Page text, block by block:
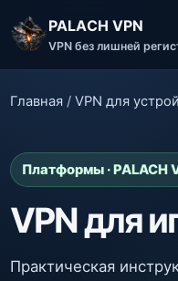
PALACH VPN
VPN без лишней
Главная / VPN для
Платформы · PALACH
VPN для
Практическая